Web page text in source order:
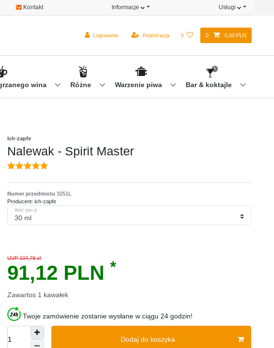
Kontakt Informacje Usługi
Logowanie Rejestracja 0 0 0,00 PLN
wina Różne Warzenie piwa Bar & koktajle
Ich-zapfe
Nalewak - Spirit Master
Numer przedmiotu 3251L
Producent: ich-zapfe
Ilość porcji
UVP 104,79 zł
91,12 PLN *
Zawartos 1 kawałek
Twoje zamówienie zostanie wysłane w ciągu 24 godzin!
Dodaj do koszyka